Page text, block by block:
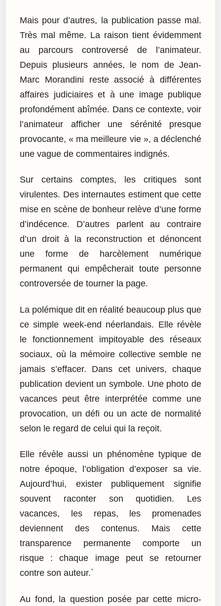
Mais pour d’autres, la publication passe mal.
Très mal même. La raison tient évidemment
au parcours controversé de l’animateur.
Depuis plusieurs années, le nom de Jean-
Marc Morandini reste associé à différentes
affaires judiciaires et à une image publique
profondément abîmée. Dans ce contexte, voir
l’animateur afficher une sérénité presque
provocante, « ma meilleure vie », a déclenché
une vague de commentaires indignés.
Sur certains comptes, les critiques sont
virulentes. Des internautes estiment que cette
mise en scène de bonheur relève d’une forme
d’indécence. D’autres parlent au contraire
d’un droit à la reconstruction et dénoncent
une forme de harcèlement numérique
permanent qui empêcherait toute personne
controversée de tourner la page.
La polémique dit en réalité beaucoup plus que
ce simple week-end néerlandais. Elle révèle
le fonctionnement impitoyable des réseaux
sociaux, où la mémoire collective semble ne
jamais s’effacer. Dans cet univers, chaque
publication devient un symbole. Une photo de
vacances peut être interprétée comme une
provocation, un défi ou un acte de normalité
selon le regard de celui qui la reçoit.
Elle révèle aussi un phénomène typique de
notre époque, l’obligation d’exposer sa vie.
Aujourd’hui, exister publiquement signifie
souvent raconter son quotidien. Les
vacances, les repas, les promenades
deviennent des contenus. Mais cette
transparence permanente comporte un
risque : chaque image peut se retourner
contre son auteur.`
Au fond, la question posée par cette micro-